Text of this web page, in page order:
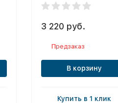
3 220 руб.
Предзаказ
В корзину
Купить в 1 клик